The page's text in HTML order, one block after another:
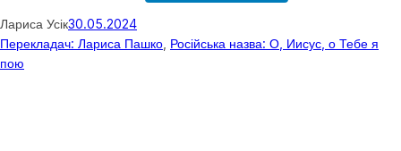
Лариса Усік30.05.2024
Перекладач: Лариса Пашко Російська назва: О, Иисус, о Тебе я
пою